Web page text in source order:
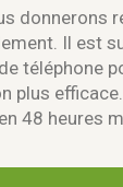
donnerons
Il est
téléphone
plus
48 heures